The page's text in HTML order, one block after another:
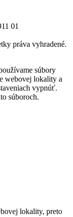
01
práva vyhradené.
súbory
webovej lokality a
vypnúť.
súboroch.
lokality, preto